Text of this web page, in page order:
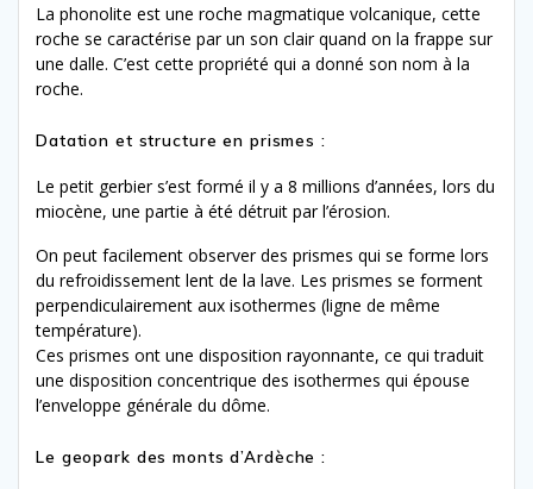
La phonolite est une roche magmatique volcanique, cette
roche se caractérise par un son clair quand on la frappe sur
une dalle. C’est cette propriété qui a donné son nom à la
roche.
Datation et structure en prismes :
Le petit gerbier s’est formé il y a 8 millions d’années, lors du
miocène, une partie à été détruit par l’érosion.
On peut facilement observer des prismes qui se forme lors
du refroidissement lent de la lave. Les prismes se forment
perpendiculairement aux isothermes (ligne de même
température).
Ces prismes ont une disposition rayonnante, ce qui traduit
une disposition concentrique des isothermes qui épouse
l’enveloppe générale du dôme.
Le geopark des monts d’Ardèche :